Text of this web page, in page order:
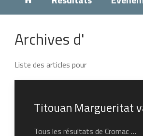
Archives d'
Liste des articles pour
Titouan Margueritat
Tous les résultats de Cromac …